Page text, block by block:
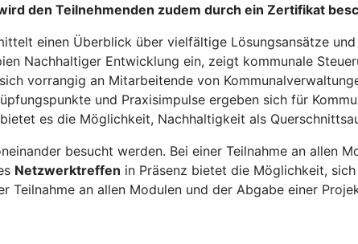
den Teilnehmenden zudem durch ein Zertifikat
einen Überblick über vielfältige Lösungsansätze
Nachhaltiger Entwicklung ein, zeigt kommunale
vorrangig an Mitarbeitende von
und Praxisimpulse ergeben sich für
es die Möglichkeit, Nachhaltigkeit als
besucht werden. Bei einer Teilnahme an allen
Netzwerktreffen in Präsenz bietet die Möglichkeit,
Teilnahme an allen Modulen und der Abgabe einer